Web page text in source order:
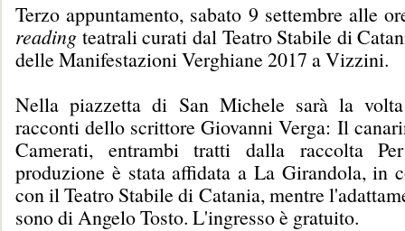
Terzo appuntamento, sabato 9 settembre alle
reading teatrali curati dal Teatro Stabile di
delle Manifestazioni Verghiane 2017 a Vizzini.
Nella piazzetta di San Michele sarà la
racconti dello scrittore Giovanni Verga: Il
Camerati, entrambi tratti dalla raccolta
produzione è stata affidata a La Girandola, in
con il Teatro Stabile di Catania, mentre
sono di Angelo Tosto. L'ingresso è gratuito.